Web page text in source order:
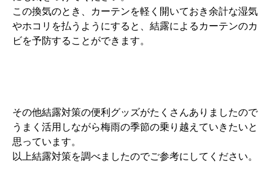
この換気のとき、カーテンを軽く開いておき余計な湿気
やホコリを払うようにすると、結露によるカーテンのカ
ビを予防することができます。
その他結露対策の便利グッズがたくさんありましたので
うまく活用しながら梅雨の季節の乗り越えていきたいと
思っています。
以上結露対策を調べましたのでご参考にしてください。